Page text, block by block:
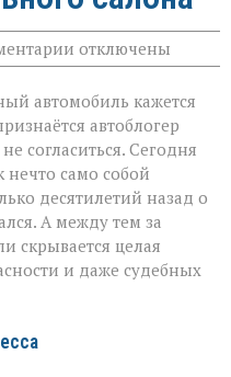
к
записи
незаметный
герой
автомобильного
салона
отключены
автомобиль кажется
автоблогер
согласиться. Сегодня
нечто само собой
десятилетий назад о
А между тем за
скрывается целая
и даже судебных